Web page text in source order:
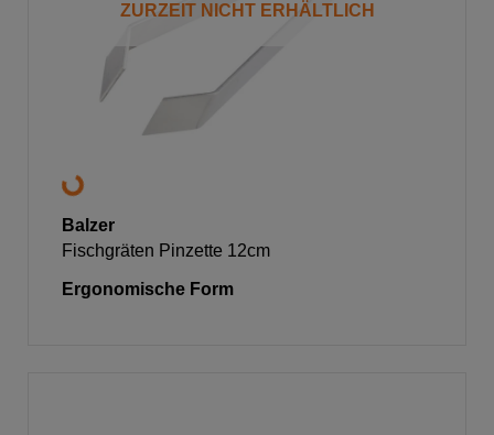
ZURZEIT NICHT ERHÄLTLICH
Balzer
Fischgräten Pinzette 12cm
Ergonomische Form